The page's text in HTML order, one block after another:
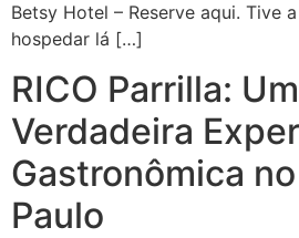
Betsy Hotel – Reserve aqui. Tive
hospedar lá […]
RICO Parrilla:
Verdadeira
Gastronômica
Paulo